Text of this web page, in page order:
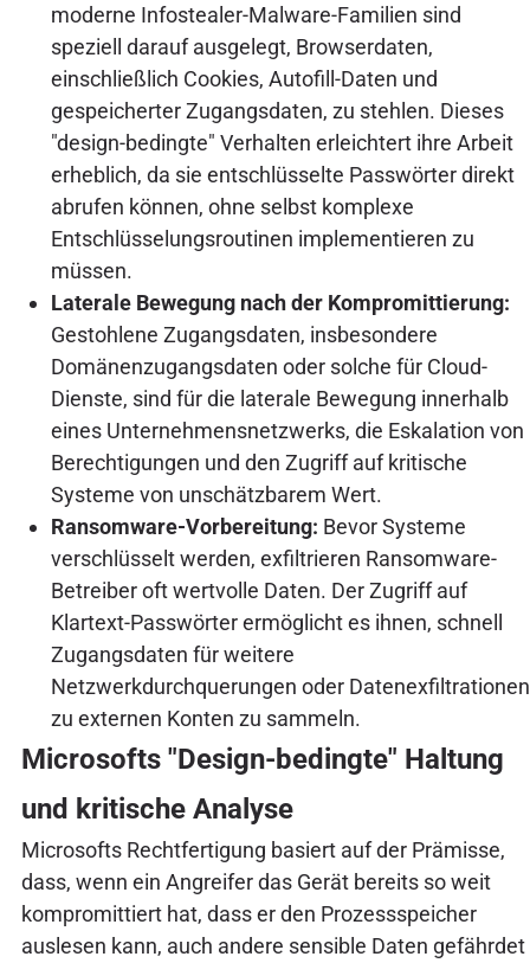
moderne Infostealer-Malware-Familien sind
speziell darauf ausgelegt, Browserdaten,
einschließlich Cookies, Autofill-Daten und
gespeicherter Zugangsdaten, zu stehlen. Dieses
"design-bedingte" Verhalten erleichtert ihre Arbeit
erheblich, da sie entschlüsselte Passwörter direkt
abrufen können, ohne selbst komplexe
Entschlüsselungsroutinen implementieren zu
müssen.
Laterale Bewegung nach der Kompromittierung:
Gestohlene Zugangsdaten, insbesondere
Domänenzugangsdaten oder solche für Cloud-
Dienste, sind für die laterale Bewegung innerhalb
eines Unternehmensnetzwerks, die Eskalation von
Berechtigungen und den Zugriff auf kritische
Systeme von unschätzbarem Wert.
Ransomware-Vorbereitung: Bevor Systeme
verschlüsselt werden, exfiltrieren Ransomware-
Betreiber oft wertvolle Daten. Der Zugriff auf
Klartext-Passwörter ermöglicht es ihnen, schnell
Zugangsdaten für weitere
Netzwerkdurchquerungen oder Datenexfiltrationen
zu externen Konten zu sammeln.
Microsofts "Design-bedingte" Haltung
und kritische Analyse
Microsofts Rechtfertigung basiert auf der Prämisse,
dass, wenn ein Angreifer das Gerät bereits so weit
kompromittiert hat, dass er den Prozessspeicher
auslesen kann, auch andere sensible Daten gefährdet